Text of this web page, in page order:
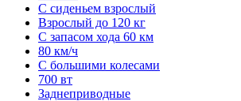
С сиденьем взрослый
Взрослый до 120 кг
С запасом хода 60 км
80 км/ч
С большими колесами
700 вт
Заднеприводные